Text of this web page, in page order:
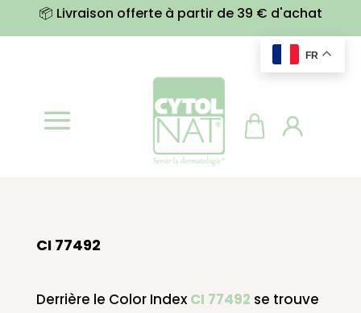
📦 Livraison offerte à partir de 39 € d'achat
CI 77492
Derrière le Color Index CI 77492 se trouve
FR